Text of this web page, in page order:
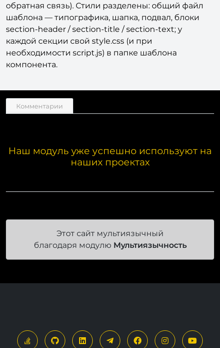
обратная связь). Стили разделены: общий файл
шаблона — типографика, шапка, подвал, блоки
section-header / section-title / section-text; у
каждой секции свой style.css (и при
необходимости script.js) в папке шаблона
компонента.
Комментарии
Наш модуль уже успешно используют на
наших проектах
Этот сайт мультиязычный
благодаря модулю Мультиязычность